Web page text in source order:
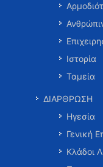
Ιστορία
Ταμεία
ΔΙΑΡΘΡΩΣΗ
Ηγεσία
Γενική
Κλάδοι